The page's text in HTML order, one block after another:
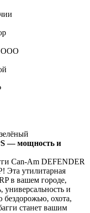
ООО
— мощность и
Can-Am DEFENDER
Эта утилитарная
в вашем городе,
универсальность и
бездорожью, охота,
станет вашим